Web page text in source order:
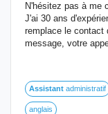
N'hésitez pas à me
J'ai 30 ans
remplace le contact
message, votre
Assistant administratif
anglais